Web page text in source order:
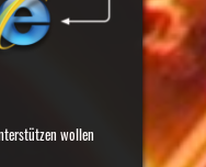
wollen